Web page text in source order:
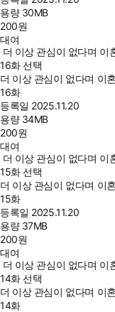
용량 30MB
200원
대여
더 이상 관심이 없다며 이
16화 선택
더 이상 관심이 없다며 이
16화
등록일 2025.11.20
용량 34MB
200원
대여
더 이상 관심이 없다며 이
15화 선택
더 이상 관심이 없다며 이
15화
등록일 2025.11.20
용량 37MB
200원
대여
더 이상 관심이 없다며 이
14화 선택
더 이상 관심이 없다며 이
14화